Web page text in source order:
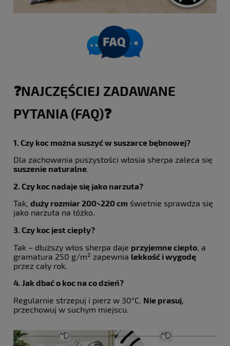
❓NAJCZĘŚCIEJ ZADAWANE
PYTANIA (FAQ)❓
1. Czy koc można suszyć w suszarce bębnowej?
Dla zachowania puszystości włosia sherpa zaleca się
suszenie naturalne.
2. Czy koc nadaje się jako narzuta?
Tak, duży rozmiar 200×220 cm świetnie sprawdza się
jako narzuta na łóżko.
3. Czy koc jest ciepły?
Tak – dłuższy włos sherpa daje przyjemne ciepło , a
gramatura 250 g/m² zapewnia lekkość i wygodę
przez cały rok.
4. Jak dbać o koc na co dzień?
Regularnie strzepuj i pierz w 30°C. Nie prasuj,
przechowuj w suchym miejscu.